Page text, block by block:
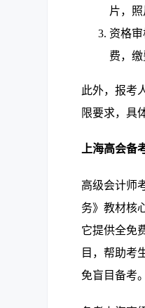
片，
资格
费，
此外，报考
限要求，具
上海高会备
高级会计师
务》教材核
它提供全免
目，帮助考
免盲目备考。